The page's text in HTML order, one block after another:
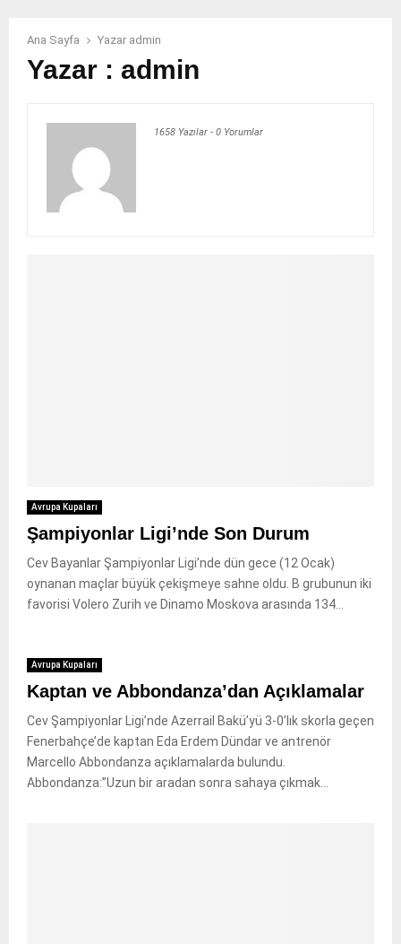
Ana Sayfa Yazar admin
Yazar : admin
1658 Yazılar - 0 Yorumlar
Avrupa Kupaları
Şampiyonlar Ligi’nde Son Durum
Cev Bayanlar Şampiyonlar Ligi’nde dün gece (12 Ocak)
oynanan maçlar büyük çekişmeye sahne oldu. B grubunun iki
favorisi Volero Zurih ve Dinamo Moskova arasında 134...
Avrupa Kupaları
Kaptan ve Abbondanza’dan Açıklamalar
Cev Şampiyonlar Ligi’nde Azerrail Bakü’yü 3-0’lık skorla geçen
Fenerbahçe’de kaptan Eda Erdem Dündar ve antrenör
Marcello Abbondanza açıklamalarda bulundu.
Abbondanza:”Uzun bir aradan sonra sahaya çıkmak...